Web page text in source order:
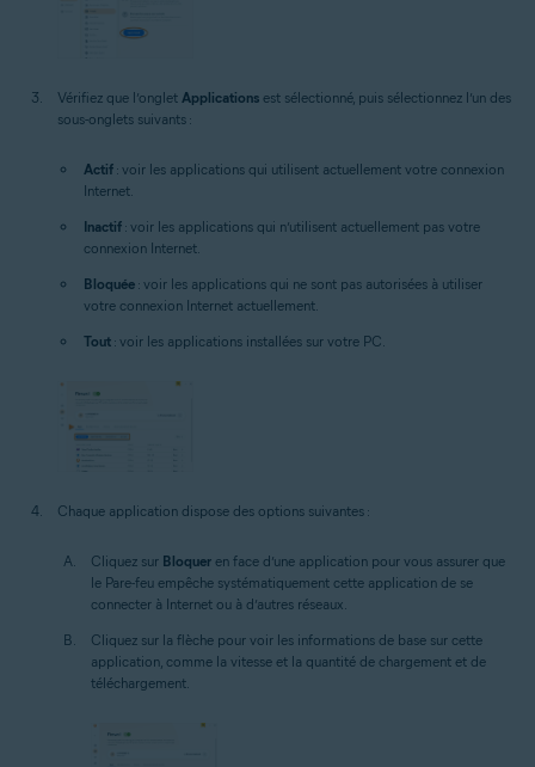
Vérifiez que l’onglet Applications est sélectionné, puis sélectionnez l’un des
sous-onglets suivants :
Actif : voir les applications qui utilisent actuellement votre connexion
Internet.
Inactif : voir les applications qui n’utilisent actuellement pas votre
connexion Internet.
Bloquée : voir les applications qui ne sont pas autorisées à utiliser
votre connexion Internet actuellement.
Tout : voir les applications installées sur votre PC.
Chaque application dispose des options suivantes :
Cliquez sur Bloquer en face d’une application pour vous assurer que
le Pare-feu empêche systématiquement cette application de se
connecter à Internet ou à d’autres réseaux.
Cliquez sur la flèche pour voir les informations de base sur cette
application, comme la vitesse et la quantité de chargement et de
téléchargement.